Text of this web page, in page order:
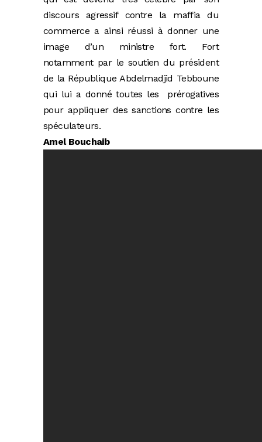
discours agressif contre la maffia du
commerce a ainsi réussi à donner une
image d’un ministre fort. Fort
notamment par le soutien du président
de la République Abdelmadjid Tebboune
qui lui a donné toutes les prérogatives
pour appliquer des sanctions contre les
spéculateurs.
Amel Bouchaib